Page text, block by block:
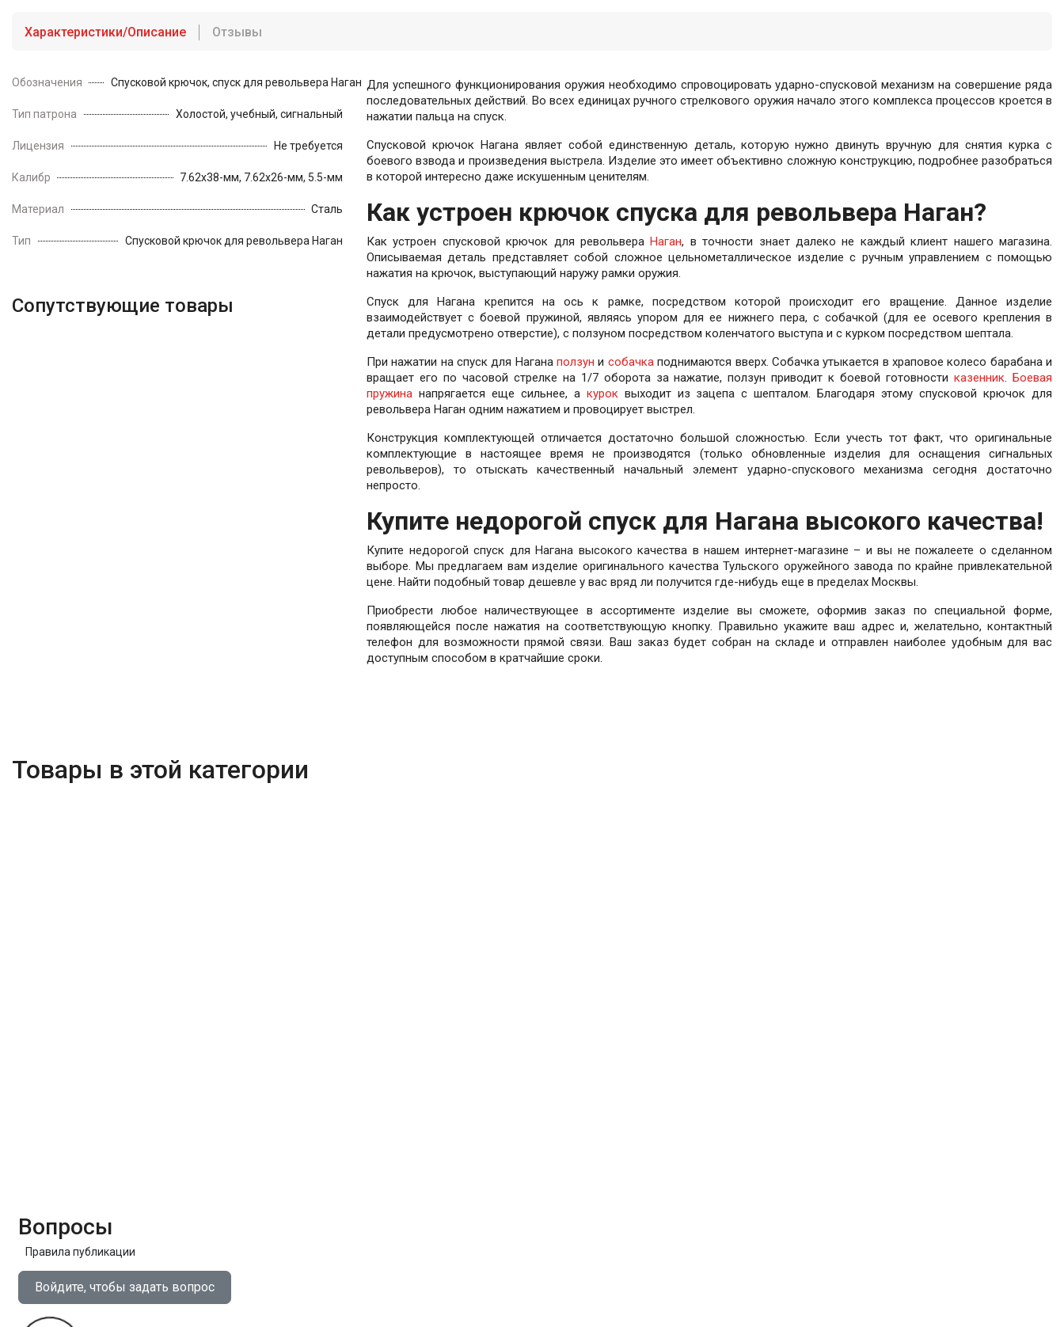
Характеристики/Описание Отзывы
Обозначения Спусковой крючок, спуск для револьвера Наган
Тип патрона Холостой, учебный, сигнальный
Лицензия Не требуется
Калибр 7.62х38-мм, 7.62х26-мм, 5.5-мм
Материал Сталь
Тип Спусковой крючок для револьвера Наган
Сопутствующие товары
Для успешного функционирования оружия необходимо спровоцировать ударно-спусковой механизм на совершение ряда
последовательных действий. Во всех единицах ручного стрелкового оружия начало этого комплекса процессов кроется в
нажатии пальца на спуск.
Спусковой крючок Нагана являет собой единственную деталь, которую нужно двинуть вручную для снятия курка с
боевого взвода и произведения выстрела. Изделие это имеет объективно сложную конструкцию, подробнее разобраться
в которой интересно даже искушенным ценителям.
Как устроен крючок спуска для револьвера Наган?
Как устроен спусковой крючок для револьвераНаган, в точности знает далеко не каждый клиент нашего магазина.
Описываемая деталь представляет собой сложное цельнометаллическое изделие с ручным управлением с помощью
нажатия на крючок, выступающий наружу рамки оружия.
Спуск для Нагана крепится на ось к рамке, посредством которой происходит его вращение. Данное изделие
взаимодействует с боевой пружиной, являясь упором для ее нижнего пера, с собачкой (для ее осевого крепления в
детали предусмотрено отверстие), с ползуном посредством коленчатого выступа и с курком посредством шептала.
При нажатии на спуск для Наганаползун и собачкаподнимаются вверх. Собачка утыкается в храповое колесо барабана и
вращает его по часовой стрелке на 1/7 оборота за нажатие, ползун приводит к боевой готовностиказенник. Боевая
пружина напрягается еще сильнее, а куроквыходит из зацепа с шепталом. Благодаря этому спусковой крючок для
револьвера Наган одним нажатием и провоцирует выстрел.
Конструкция комплектующей отличается достаточно большой сложностью. Если учесть тот факт, что оригинальные
комплектующие в настоящее время не производятся (только обновленные изделия для оснащения сигнальных
револьверов), то отыскать качественный начальный элемент ударно-спускового механизма сегодня достаточно
непросто.
Купите недорогой спуск для Нагана высокого качества!
Купите недорогой спуск для Нагана высокого качества в нашем интернет-магазине – и вы не пожалеете о сделанном
выборе. Мы предлагаем вам изделие оригинального качества Тульского оружейного завода по крайне привлекательной
цене. Найти подобный товар дешевле у вас вряд ли получится где-нибудь еще в пределах Москвы.
Приобрести любое наличествующее в ассортименте изделие вы сможете, оформив заказ по специальной форме,
появляющейся после нажатия на соответствующую кнопку. Правильно укажите ваш адрес и, желательно, контактный
телефон для возможности прямой связи. Ваш заказ будет собран на складе и отправлен наиболее удобным для вас
доступным способом в кратчайшие сроки.
Товары в этой категории
Вопросы
Правила публикации
Войдите, чтобы задать вопрос